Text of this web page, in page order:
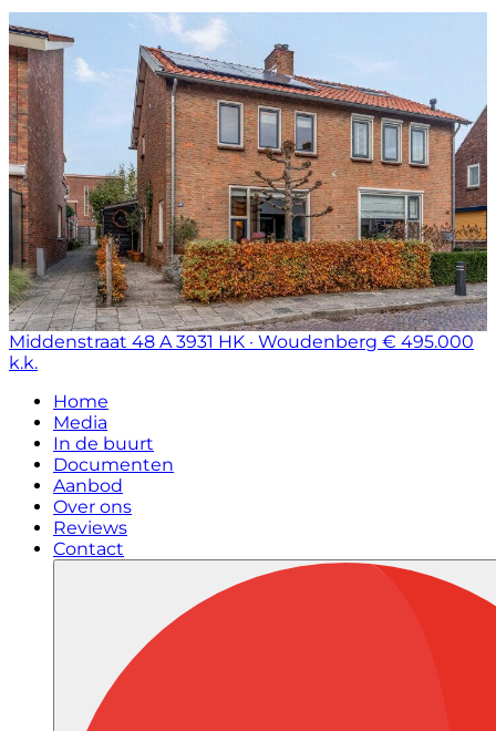
Middenstraat 48 A 3931 HK · Woudenberg € 495.000
k.k.
Home
Media
In de buurt
Documenten
Aanbod
Over ons
Reviews
Contact